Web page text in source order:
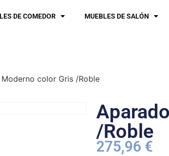
DE COMEDOR MUEBLES DE SALÓN
color Gris /Roble
/Roble
275,96 €